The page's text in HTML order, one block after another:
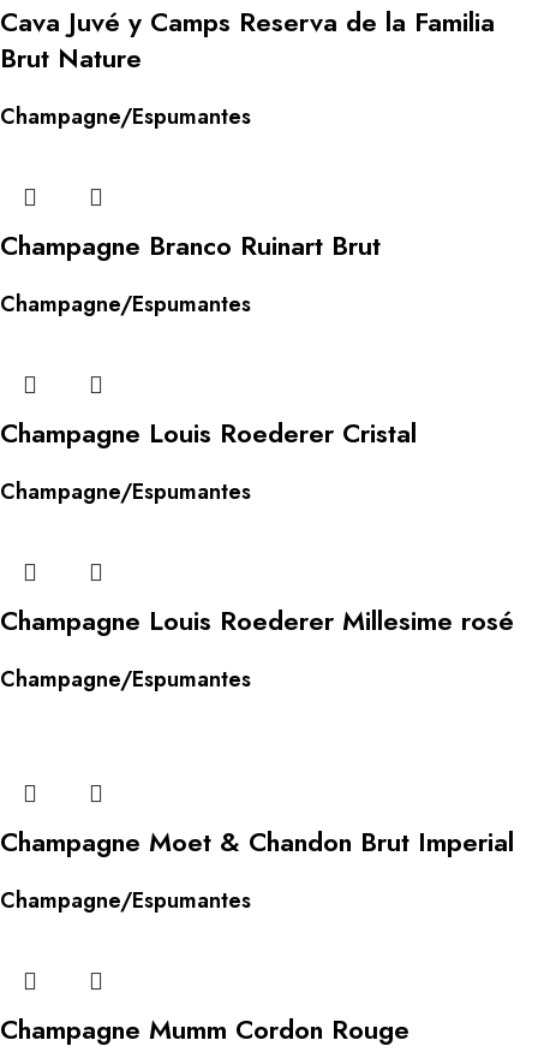
Cava Juvé y Camps Reserva de la Familia
Brut Nature
Champagne/Espumantes
Champagne Branco Ruinart Brut
Champagne/Espumantes
Champagne Louis Roederer Cristal
Champagne/Espumantes
Champagne Louis Roederer Millesime rosé
Champagne/Espumantes
Champagne Moet & Chandon Brut Imperial
Champagne/Espumantes
Champagne Mumm Cordon Rouge